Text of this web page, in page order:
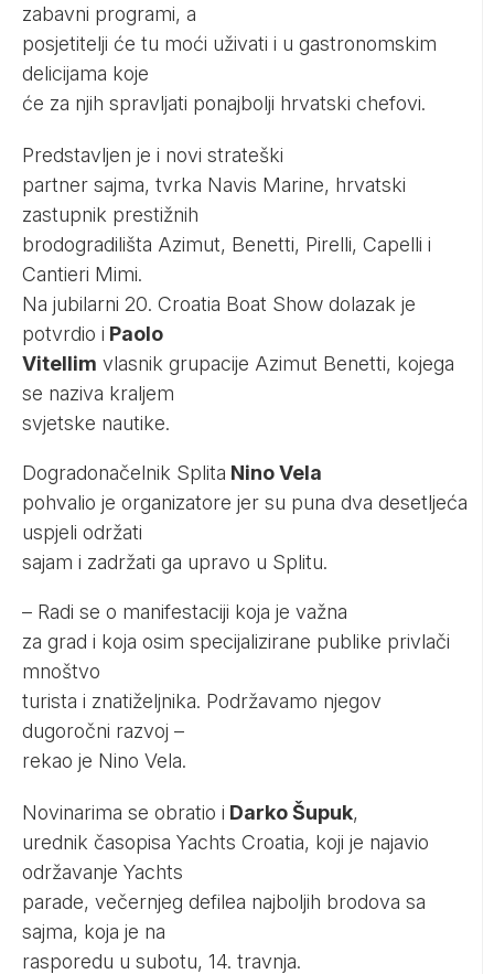
zabavni programi, a
posjetitelji će tu moći uživati i u gastronomskim
delicijama koje
će za njih spravljati ponajbolji hrvatski chefovi.
Predstavljen je i novi strateški
partner sajma, tvrka Navis Marine, hrvatski
zastupnik prestižnih
brodogradilišta Azimut, Benetti, Pirelli, Capelli i
Cantieri Mimi.
Na jubilarni 20. Croatia Boat Show dolazak je
potvrdio i Paolo
Vitellim vlasnik grupacije Azimut Benetti, kojega
se naziva kraljem
svjetske nautike.
Dogradonačelnik Splita Nino Vela
pohvalio je organizatore jer su puna dva desetljeća
uspjeli održati
sajam i zadržati ga upravo u Splitu.
– Radi se o manifestaciji koja je važna
za grad i koja osim specijalizirane publike privlači
mnoštvo
turista i znatiželjnika. Podržavamo njegov
dugoročni razvoj –
rekao je Nino Vela.
Novinarima se obratio i Darko Šupuk,
urednik časopisa Yachts Croatia, koji je najavio
održavanje Yachts
parade, večernjeg defilea najboljih brodova sa
sajma, koja je na
rasporedu u subotu, 14. travnja.